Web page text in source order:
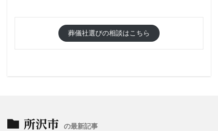
葬儀社選びの相談はこちら
所沢市 の最新記事